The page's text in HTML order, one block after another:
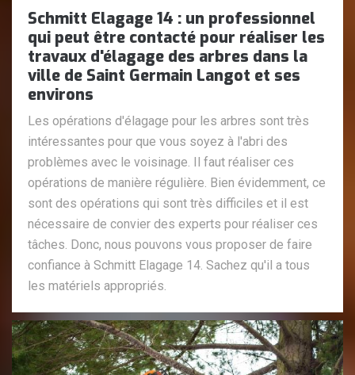
Schmitt Elagage 14 : un professionnel
qui peut être contacté pour réaliser les
travaux d'élagage des arbres dans la
ville de Saint Germain Langot et ses
environs
Les opérations d'élagage pour les arbres sont très
intéressantes pour que vous soyez à l'abri des
problèmes avec le voisinage. Il faut réaliser ces
opérations de manière régulière. Bien évidemment, ce
sont des opérations qui sont très difficiles et il est
nécessaire de convier des experts pour réaliser ces
tâches. Donc, nous pouvons vous proposer de faire
confiance à Schmitt Elagage 14. Sachez qu'il a tous
les matériels appropriés.